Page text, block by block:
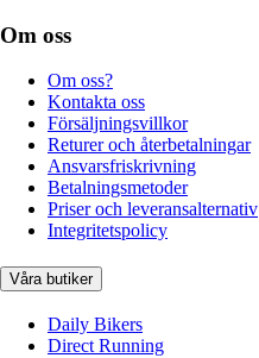
Om oss
Om oss?
Kontakta oss
Försäljningsvillkor
Returer och återbetalningar
Ansvarsfriskrivning
Betalningsmetoder
Priser och leveransalternativ
Integritetspolicy
Våra butiker
Daily Bikers
Direct Running